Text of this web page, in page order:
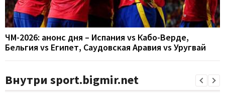
ЧМ-2026: анонс дня – Испания vs Кабо-Верде,
Бельгия vs Египет, Саудовская Аравия vs Уругвай
Внутри sport.bigmir.net